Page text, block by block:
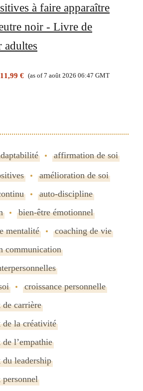
à faire apparaître
noir - Livre de
adultes
11,99 € (as of 7 août 2026 06:47 GMT
affirmation de soi
amélioration de soi
auto-discipline
bien-être émotionnel
mentalité
coaching de vie
communication
croissance personnelle
de carrière
de la créativité
lʼempathie
du leadership
personnel